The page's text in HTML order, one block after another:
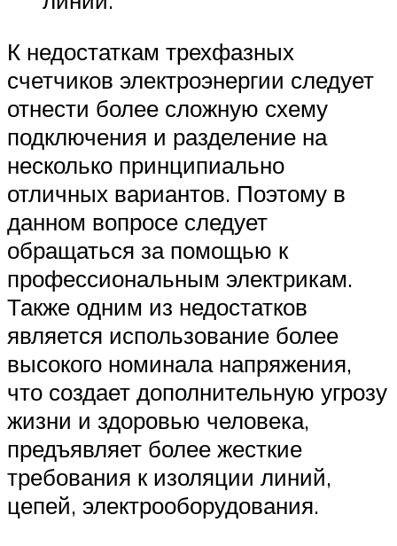
К недостаткам трехфазных
счетчиков электроэнергии следует
отнести более сложную схему
подключения и разделение на
несколько принципиально
отличных вариантов. Поэтому в
данном вопросе следует
обращаться за помощью к
профессиональным электрикам.
Также одним из недостатков
является использование более
высокого номинала напряжения,
что создает дополнительную угрозу
жизни и здоровью человека,
предъявляет более жесткие
требования к изоляции линий,
цепей, электрооборудования.